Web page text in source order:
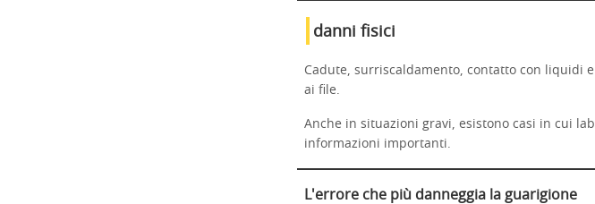
danni fisici
Cadute, surriscaldamento, contatto con liquidi
ai file.
Anche in situazioni gravi, esistono casi in cui
informazioni importanti.
L'errore che più danneggia la guarigione